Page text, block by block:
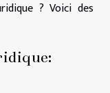
? Voici des